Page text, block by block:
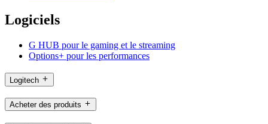
Logiciels
G HUB pour le gaming et le streaming
Options+ pour les performances
Logitech
Acheter des produits